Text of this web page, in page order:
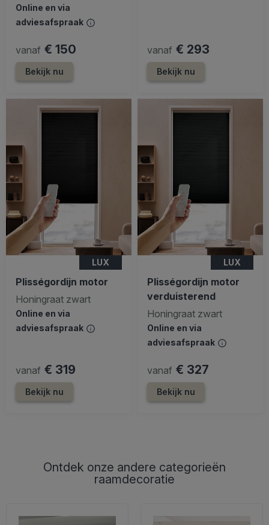
Online en via
adviesafspraak
vanaf € 150
Bekijk nu
vanaf € 293
Bekijk nu
LUX
Plisségordijn motor
Honingraat zwart
Online en via
adviesafspraak
vanaf € 319
Bekijk nu
LUX
Plisségordijn motor
verduisterend
Honingraat zwart
Online en via
adviesafspraak
vanaf € 327
Bekijk nu
Ontdek onze andere categorieën
raamdecoratie